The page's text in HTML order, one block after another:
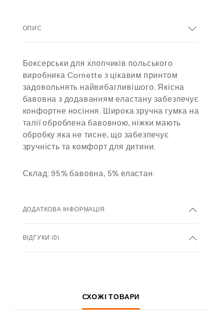
ОПИС
Боксерськи для хлопчиків польського
виробника Cornette з цікавим принтом
задовольнять найвибагливішого. Якісна
бавовна з додаванням еластану забезпечує
конфортне носіння. Широка зручна гумка на
талії оброблена бавовною, ніжки мають
обробку яка не тисне, що забезпечує
зручність та комфорт для дитини.
Склад: 95% бавовна, 5% еластан.
ДОДАТКОВА ІНФОРМАЦІЯ
ВІДГУКИ (0)
СХОЖІ ТОВАРИ